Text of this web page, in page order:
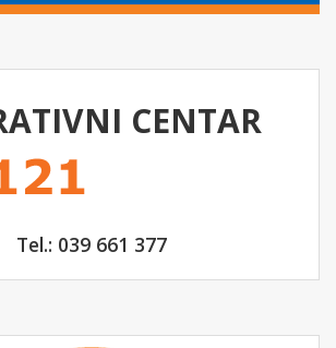
CENTAR
Tel.: 039 661 377